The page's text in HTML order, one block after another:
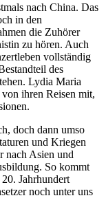
nach China. Das
in den
die Zuhörer
zu hören. Auch
vollständig
des
Lydia Maria
ihren Reisen mit,
doch dann umso
und Kriegen
nach Asien und
So kommt
Jahrhundert
noch unter uns